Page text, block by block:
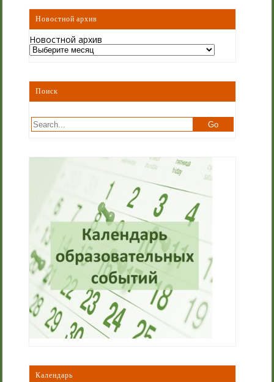
Новостной архив
Новостной архив
Поиск
Календарь